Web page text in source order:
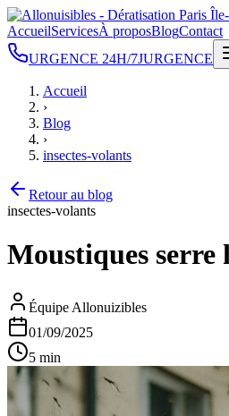
AccueilServicesÀ proposBlogContact
URGENCE 24H/7JURGENCE
Accueil
›
Blog
›
insectes-volants
Retour au blog
insectes-volants
Moustiques
Équipe Allonuizibles
01/09/2025
5 min